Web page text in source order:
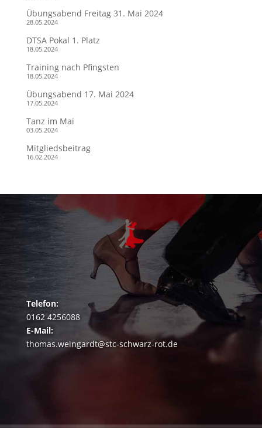
Übungsabend Freitag 31. Mai 2024
28.05.2024
DTSA Pokal 1. Platz
18.05.2024
Training nach Pfingsten
18.05.2024
Übungsabend 17. Mai 2024
17.05.2024
Tanz im Mai
03.05.2024
Mitgliedsbeitrag
16.02.2024
Telefon:
0162 4256088
E-Mail:
thomas.weingardt@stc-schwarz-rot.de